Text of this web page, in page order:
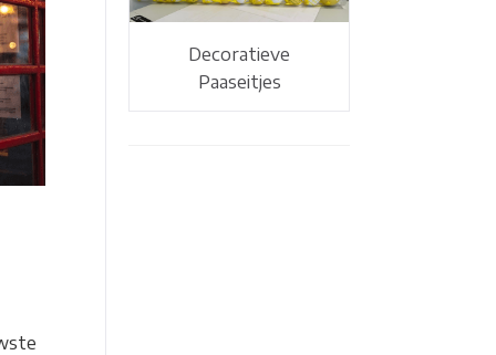
Decoratieve
Paaseitjes